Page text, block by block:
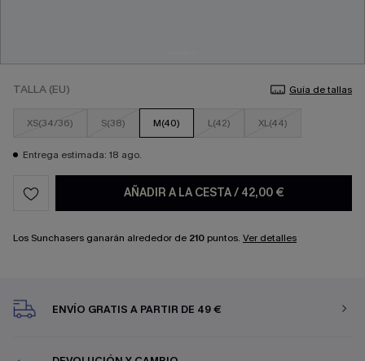
TALLA (EU) Guía de tallas
XS(34/36) S(38) M(40) L(42) XL(44)
Entrega estimada: 18 ago.
AÑADIR A LA CESTA/ 42,00 €
Los Sunchasers ganarán alrededor de 210 puntos. Ver detalles
ENVÍO GRATIS A PARTIR DE 49 €